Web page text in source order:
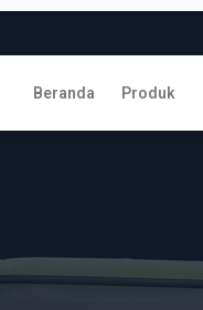
Beranda Produk